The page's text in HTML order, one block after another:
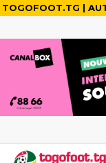
TOGOFOOT.TG |